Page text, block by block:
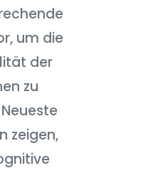
um die
der
zu
zeigen,